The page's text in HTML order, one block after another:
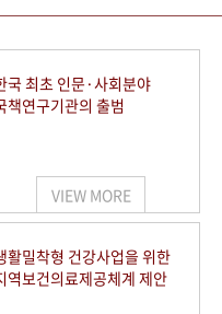
사
연구자들
박물 영상 기록물
국 최초 인문·사회분야
책연구기관의 출범
VIEW MORE
활밀착형 건강사업을 위한
역보건의료제공체계 제안